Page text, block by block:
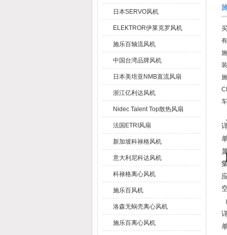
日本SERVO风机
ELEKTROR伊莱克罗风机
施乐百轴流风机
中国台湾品牌风机
日本美培亚NMB直流风扇
浙江亿利达风机
Nidec Talent Top散热风扇
法国ETRI风扇
新加坡科禄格风机
意大利尼科达风机
科禄格离心风机
施乐百风机
洛森无蜗壳离心风机
施乐百离心风机